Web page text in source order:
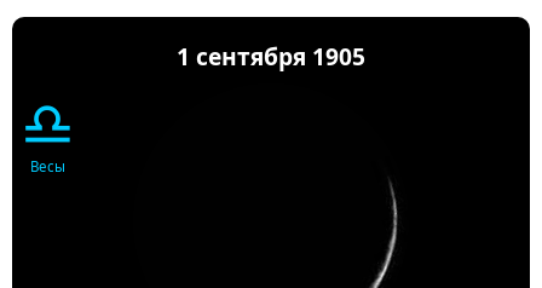
1 сентября 1905
♎
Весы